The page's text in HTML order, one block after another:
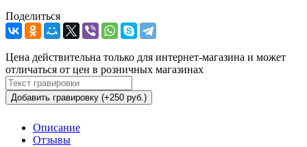
Поделиться
Цена действительна только для интернет-магазина и может
отличаться от цен в розничных магазинах
Добавить гравировку (+250 руб.)
Описание
Отзывы